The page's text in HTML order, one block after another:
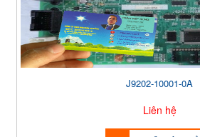
J9202-10001-0A
Liên hệ